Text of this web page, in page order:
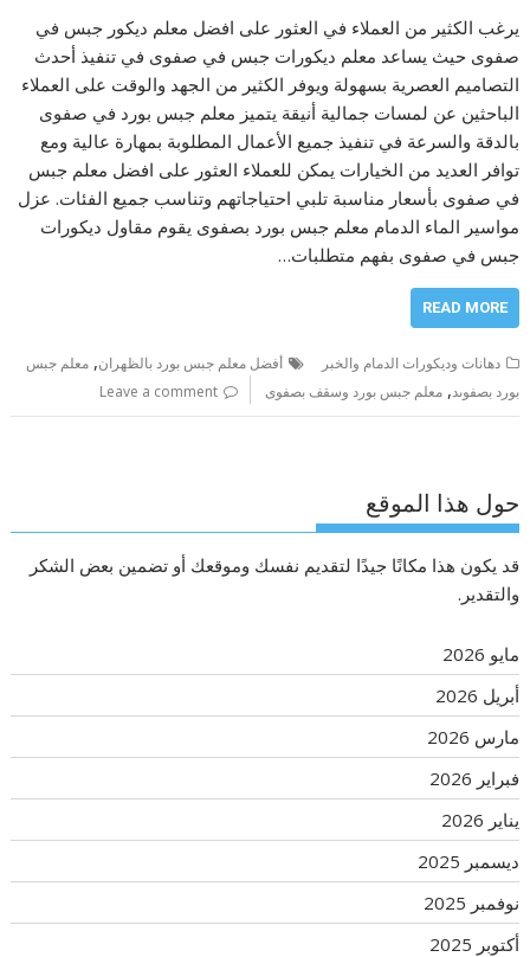
يرغب الكثير من العملاء في العثور على افضل معلم ديكور جبس في
صفوى حيث يساعد معلم ديكورات جبس في صفوى في تنفيذ أحدث
التصاميم العصرية بسهولة ويوفر الكثير من الجهد والوقت على العملاء
الباحثين عن لمسات جمالية أنيقة يتميز معلم جبس بورد في صفوى
بالدقة والسرعة في تنفيذ جميع الأعمال المطلوبة بمهارة عالية ومع
توافر العديد من الخيارات يمكن للعملاء العثور على افضل معلم جبس
في صفوى بأسعار مناسبة تلبي احتياجاتهم وتناسب جميع الفئات. عزل
مواسير الماء الدمام معلم جبس بورد بصفوى يقوم مقاول ديكورات
جبس في صفوى بفهم متطلبات…
READ MORE
دهانات وديكورات الدمام والخبر أفضل معلم جبس بورد بالظهران,معلم جبس
بورد بصفوىد,معلم جبس بورد وسقف بصفوى Leave a comment
حول هذا الموقع
قد يكون هذا مكانًا جيدًا لتقديم نفسك وموقعك أو تضمين بعض الشكر
والتقدير.
مايو 2026
أبريل 2026
مارس 2026
فبراير 2026
يناير 2026
ديسمبر 2025
نوفمبر 2025
أكتوبر 2025